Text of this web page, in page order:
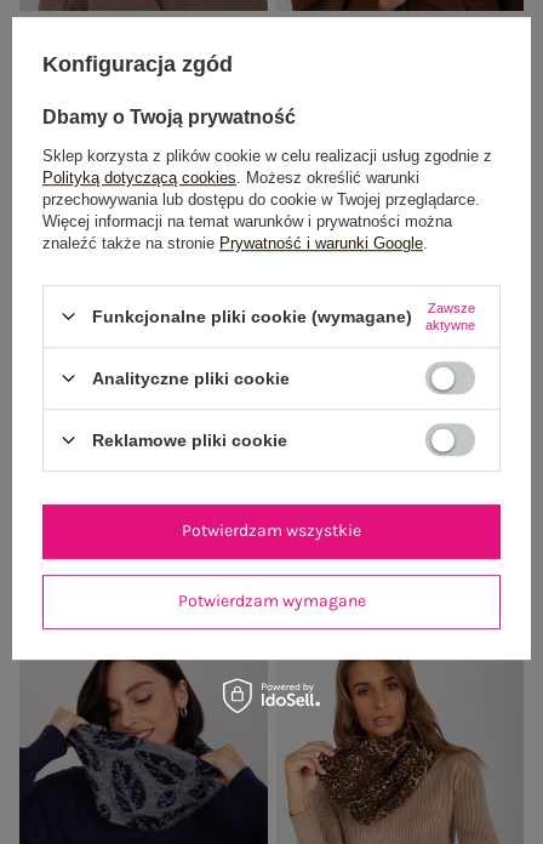
19,99 zł
Konfiguracja zgód
Dbamy o Twoją prywatność
Sklep korzysta z plików cookie w celu realizacji usług zgodnie z
Polityką dotyczącą cookies . Możesz określić warunki
przechowywania lub dostępu do cookie w Twojej przeglądarce.
Więcej informacji na temat warunków i prywatności można
znaleźć także na stronie Prywatność i warunki Google
Funkcjonalne pliki cookie (wymagane)
Zawsze
aktywne
Analityczne pliki cookie
Reklamowe pliki cookie
Potwierdzam wymagane
Potwierdzam wszystkie